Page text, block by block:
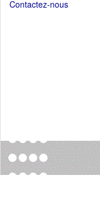
nouvelle
Contactez-nous